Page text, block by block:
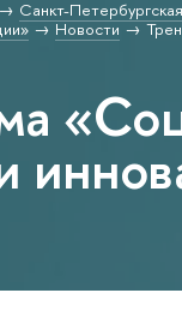
Санкт-
Новости